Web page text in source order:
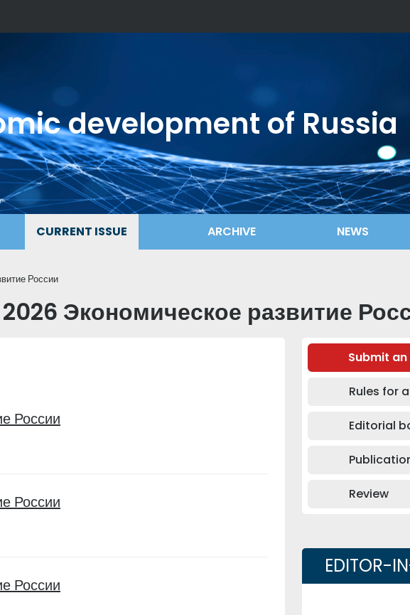
development of Russia
CURRENT ISSUE ARCHIVE NEWS
России
Экономическое развитие
России
России
России
Submit
Rules for
Editorial
Review
EDITOR-